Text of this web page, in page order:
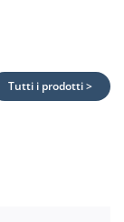
Tutti i prodotti >